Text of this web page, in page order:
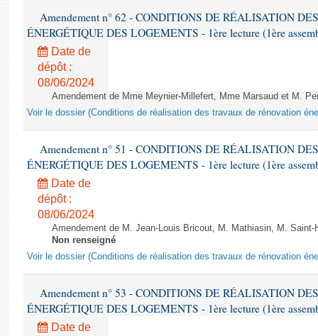
Amendement n° 62 - CONDITIONS DE RÉALISATION
ÉNERGÉTIQUE DES LOGEMENTS - 1ère lecture (1ère
Date de
dépôt :
08/06/2024
Amendement de Mme Meynier-Millefert, Mme Marsaud et M.
Voir le dossier (Conditions de réalisation des travaux de rénovation
Amendement n° 51 - CONDITIONS DE RÉALISATION
ÉNERGÉTIQUE DES LOGEMENTS - 1ère lecture (1ère
Date de
dépôt :
08/06/2024
Amendement de M. Jean-Louis Bricout, M. Mathiasin, M.
Non renseigné
Voir le dossier (Conditions de réalisation des travaux de rénovation
Amendement n° 53 - CONDITIONS DE RÉALISATION
ÉNERGÉTIQUE DES LOGEMENTS - 1ère lecture (1ère
Date de